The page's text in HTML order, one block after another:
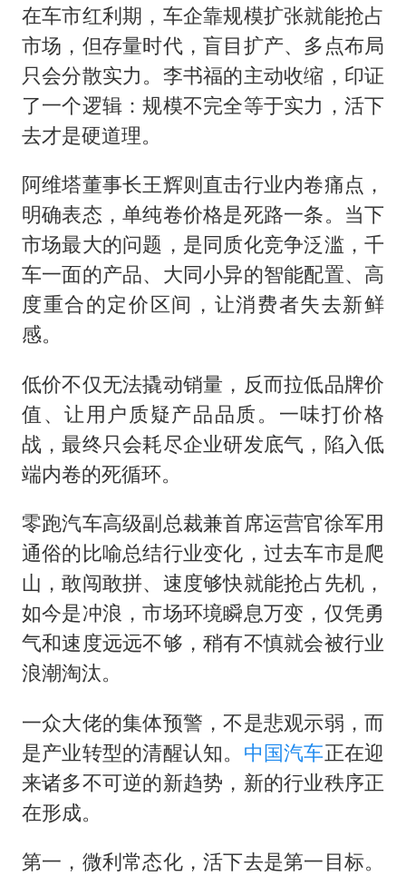
在车市红利期，车企靠规模扩张就能抢占
市场，但存量时代，盲目扩产、多点布局
只会分散实力。李书福的主动收缩，印证
了一个逻辑：规模不完全等于实力，活下
去才是硬道理。
阿维塔董事长王辉则直击行业内卷痛点，
明确表态，单纯卷价格是死路一条。当下
市场最大的问题，是同质化竞争泛滥，千
车一面的产品、大同小异的智能配置、高
度重合的定价区间，让消费者失去新鲜
感。
低价不仅无法撬动销量，反而拉低品牌价
值、让用户质疑产品品质。一味打价格
战，最终只会耗尽企业研发底气，陷入低
端内卷的死循环。
零跑汽车高级副总裁兼首席运营官徐军用
通俗的比喻总结行业变化，过去车市是爬
山，敢闯敢拼、速度够快就能抢占先机，
如今是冲浪，市场环境瞬息万变，仅凭勇
气和速度远远不够，稍有不慎就会被行业
浪潮淘汰。
一众大佬的集体预警，不是悲观示弱，而
是产业转型的清醒认知。 中国汽车正在迎
来诸多不可逆的新趋势，新的行业秩序正
在形成。
第一，微利常态化，活下去是第一目标。